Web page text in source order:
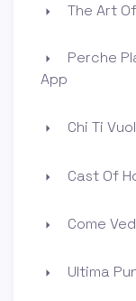
The Art
Perche
App
Chi Ti
Cast Of
Come
Ultima